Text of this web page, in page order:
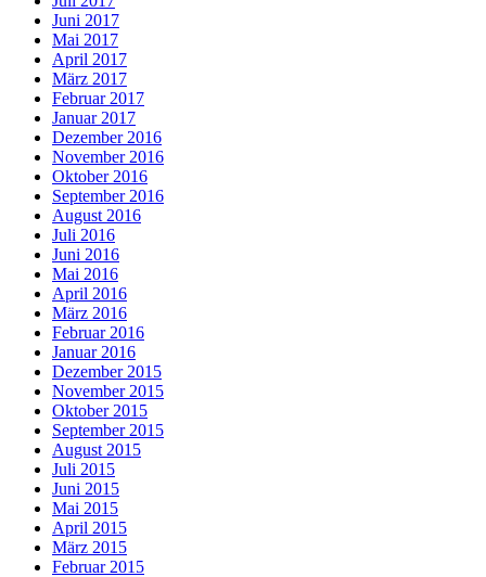
Juni 2017
Mai 2017
April 2017
März 2017
Februar 2017
Januar 2017
Dezember 2016
November 2016
Oktober 2016
September 2016
August 2016
Juli 2016
Juni 2016
Mai 2016
April 2016
März 2016
Februar 2016
Januar 2016
Dezember 2015
November 2015
Oktober 2015
September 2015
August 2015
Juli 2015
Juni 2015
Mai 2015
April 2015
März 2015
Februar 2015